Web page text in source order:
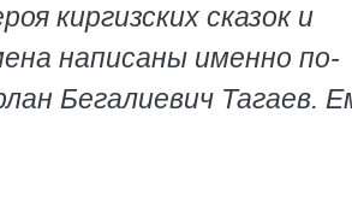
киргизских сказок и
написаны именно по-
Бегалиевич Тагаев.